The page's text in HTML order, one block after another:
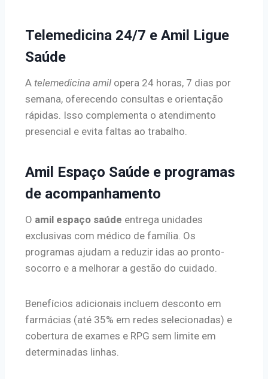
Telemedicina 24/7 e Amil Ligue
Saúde
A telemedicina amil opera 24 horas, 7 dias por
semana, oferecendo consultas e orientação
rápidas. Isso complementa o atendimento
presencial e evita faltas ao trabalho.
Amil Espaço Saúde e programas
de acompanhamento
O amil espaço saúde entrega unidades
exclusivas com médico de família. Os
programas ajudam a reduzir idas ao pronto-
socorro e a melhorar a gestão do cuidado.
Benefícios adicionais incluem desconto em
farmácias (até 35% em redes selecionadas) e
cobertura de exames e RPG sem limite em
determinadas linhas.